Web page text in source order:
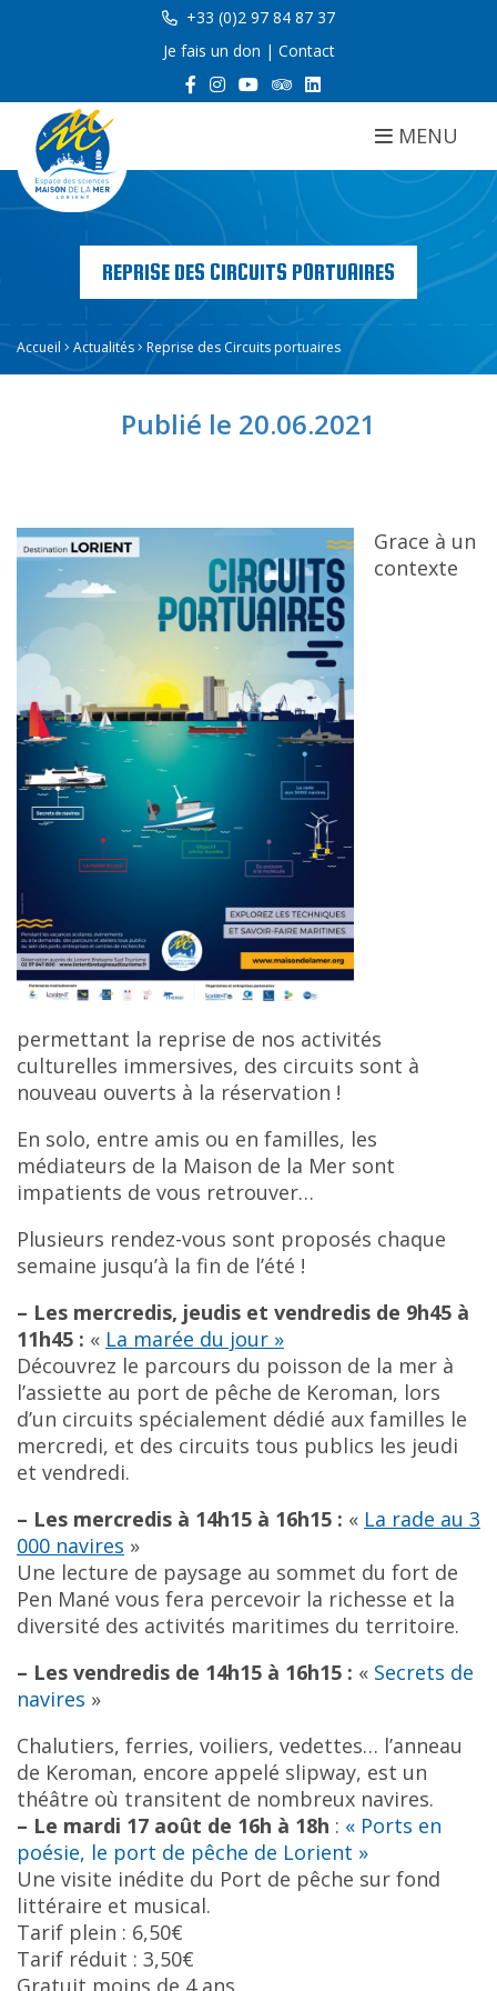
+33 (0)2 97 84 87 37
Je fais un don | Contact
MENU
REPRISE DES CIRCUITS PORTUAIRES
Accueil Actualités Reprise des Circuits portuaires
Publié le 20.06.2021
Grace à un
contexte
permettant la reprise de nos activités
culturelles immersives, des circuits sont à
nouveau ouverts à la réservation !
En solo, entre amis ou en familles, les
médiateurs de la Maison de la Mer sont
impatients de vous retrouver…
Plusieurs rendez-vous sont proposés chaque
semaine jusqu’à la fin de l’été !
– Les mercredis, jeudis et vendredis de 9h45 à
11h45 : « La marée du jour »
Découvrez le parcours du poisson de la mer à
l’assiette au port de pêche de Keroman, lors
d’un circuits spécialement dédié aux familles le
mercredi, et des circuits tous publics les jeudi
et vendredi.
– Les mercredis à 14h15 à 16h15 : « La rade au 3
000 navires »
Une lecture de paysage au sommet du fort de
Pen Mané vous fera percevoir la richesse et la
diversité des activités maritimes du territoire.
– Les vendredis de 14h15 à 16h15 : « Secrets de
navires »
Chalutiers, ferries, voiliers, vedettes… l’anneau
de Keroman, encore appelé slipway, est un
théâtre où transitent de nombreux navires.
– Le mardi 17 août de 16h à 18h : « Ports en
poésie, le port de pêche de Lorient »
Une visite inédite du Port de pêche sur fond
littéraire et musical.
Tarif plein : 6,50€
Tarif réduit : 3,50€
Gratuit moins de 4 ans